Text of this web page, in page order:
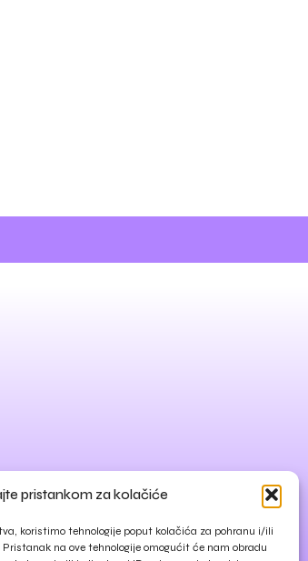
pristankom za kolačiće
koristimo tehnologije poput kolačića za pohranu i/ili
na ove tehnologije omogućit će nam obradu